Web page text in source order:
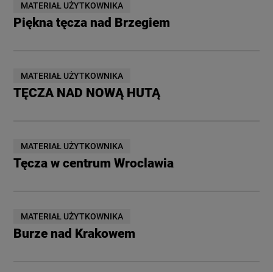
MATERIAŁ UŻYTKOWNIKA
Piękna tęcza nad Brzegiem
MATERIAŁ UŻYTKOWNIKA
TĘCZA NAD NOWĄ HUTĄ
MATERIAŁ UŻYTKOWNIKA
Tęcza w centrum Wroclawia
MATERIAŁ UŻYTKOWNIKA
Burze nad Krakowem